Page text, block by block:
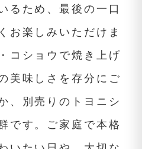
るため、最後の一口
お楽しみいただけま
コショウで焼き上げ
美味しさを存分にご
、別売りのトヨニシ
です。ご家庭で本格